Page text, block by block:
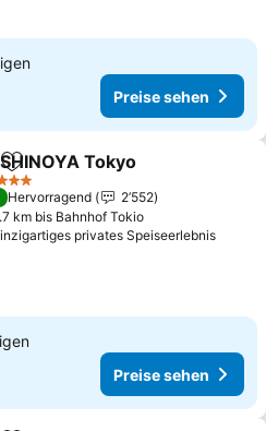
Preise sehen
Zu Favoriten hinzufügen
Tokyo
Hervorragend
2’552
km bis Bahnhof Tokio
privates Speiseerlebnis
Preise sehen